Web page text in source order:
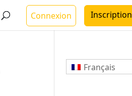
Connexion Inscription
Français